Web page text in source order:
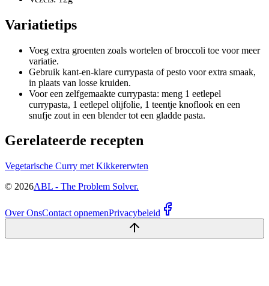
Variatietips
Voeg extra groenten zoals wortelen of broccoli toe voor meer
variatie.
Gebruik kant-en-klare currypasta of pesto voor extra smaak,
in plaats van losse kruiden.
Voor een zelfgemaakte currypasta: meng 1 eetlepel
currypasta, 1 eetlepel olijfolie, 1 teentje knoflook en een
snufje zout in een blender tot een gladde pasta.
Gerelateerde recepten
Vegetarische Curry met Kikkererwten
© 2026ABL - The Problem Solver.
Over OnsContact opnemenPrivacybeleid